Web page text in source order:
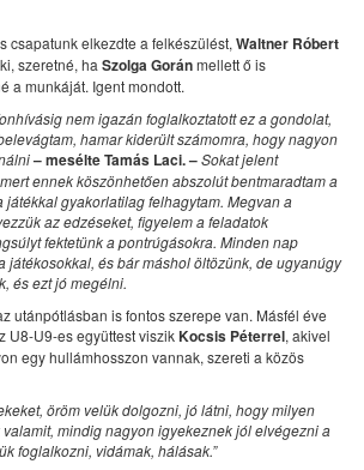
csapatunk elkezdte a felkészülést, Waltner Róbert
szeretné, ha Szolga Goránmellett ő is
a munkáját. Igent mondott.
nem igazán foglalkoztatott ez a gondolat,
hamar kiderült számomra, hogy nagyon
– mesélte Tamás Laci. –Sokat jelent
ennek köszönhetően abszolút bentmaradtam a
játékkal gyakorlatilag felhagytam. Megvan a
az edzéseket, figyelem a feladatok
fektetünk a pontrúgásokra. Minden nap
játékosokkal, és bár máshol öltözünk, de ugyanúgy
és ezt jó megélni.
utánpótlásban is fontos szerepe van. Másfél éve
U8-U9-es együttest viszikKocsis Péterrel, akivel
egy hullámhosszon vannak, szereti a közös
öröm velük dolgozni, jó látni, hogy milyen
mindig nagyon igyekeznek jól elvégezni a
foglalkozni, vidámak, hálásak.”